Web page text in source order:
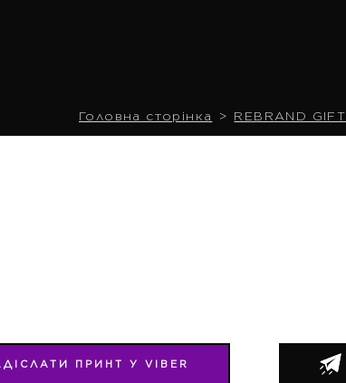
Головна сторінка REBRAND GIFT
ПРИНТ У VIBER